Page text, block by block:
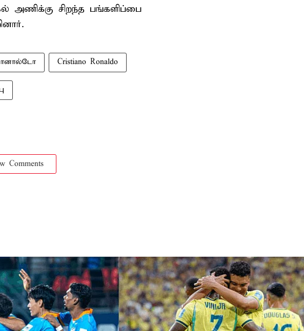
அணிக்கு சிறந்த பங்களிப்பை
Cristiano Ronaldo
Comments